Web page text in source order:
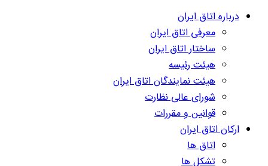
درباره اتاق ایران
معرفی اتاق ایران
ساختار اتاق ایران
هیئت رئیسه
هیئت نمایندگان اتاق ایران
شورای عالی نظارت
قوانین و مقررات
ارکان اتاق ایران
اتاق ها
تشکل ها